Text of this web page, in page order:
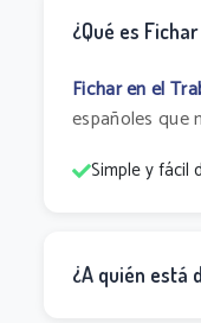
¿Qué es
Fichar en el
españoles que
Simple y fácil
¿A quién está